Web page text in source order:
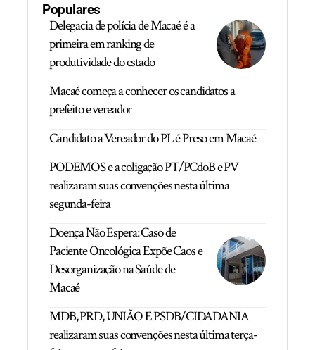
Populares
Delegacia de polícia de Macaé é a
primeira em ranking de
produtividade do estado
Macaé começa a conhecer os candidatos a
prefeito e vereador
Candidato a Vereador do PL é Preso em Macaé
PODEMOS e a coligação PT/PCdoB e PV
realizaram suas convenções nesta última
segunda-feira
Doença Não Espera: Caso de
Paciente Oncológica Expõe Caos e
Desorganização na Saúde de
Macaé
MDB, PRD, UNIÃO E PSDB/CIDADANIA
realizaram suas convenções nesta última terça-